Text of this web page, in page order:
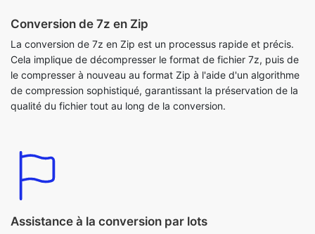
La conversion de 7z en Zip est un processus rapide et précis.
Cela implique de décompresser le format de fichier 7z, puis de
le compresser à nouveau au format Zip à l'aide d'un algorithme
de compression sophistiqué, garantissant la préservation de la
qualité du fichier tout au long de la conversion.
Vous pouvez facilement convertir plusieurs fichiers 7z au format